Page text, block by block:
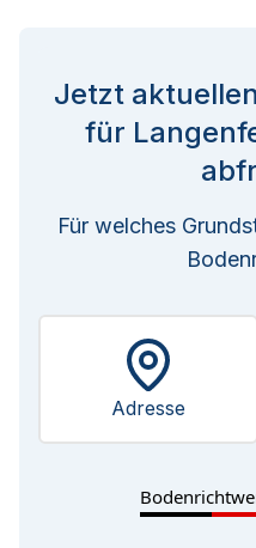
Jetzt
für
Für welches
Adresse